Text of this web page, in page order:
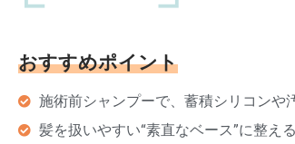
おすすめポイント
施術前シャンプーで、蓄積シリコンや
髪を扱いやすい“素直なベース”に整える